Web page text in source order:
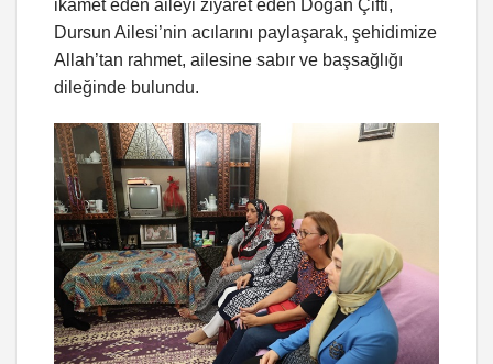
ikamet eden aileyi ziyaret eden Doğan Çifti,
Dursun Ailesi’nin acılarını paylaşarak, şehidimize
Allah’tan rahmet, ailesine sabır ve başsağlığı
dileğinde bulundu.